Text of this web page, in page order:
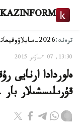
KAZINFORM
ترەند:2026-سايلاۋ وقيعا
13:30, 07 ءساۋىر 2015
ەلوردادا ارنايى
قۇرىلىسشىلار